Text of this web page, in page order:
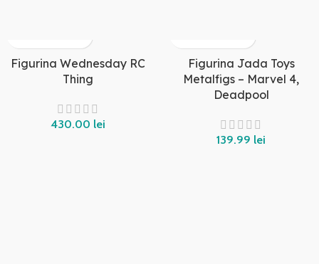
Figurina Wednesday RC
Thing
lei
Figurina Jada Toys
Metalfigs – Marvel 4,
Deadpool
lei